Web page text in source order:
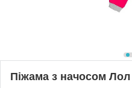
Піжама з начосом Лол